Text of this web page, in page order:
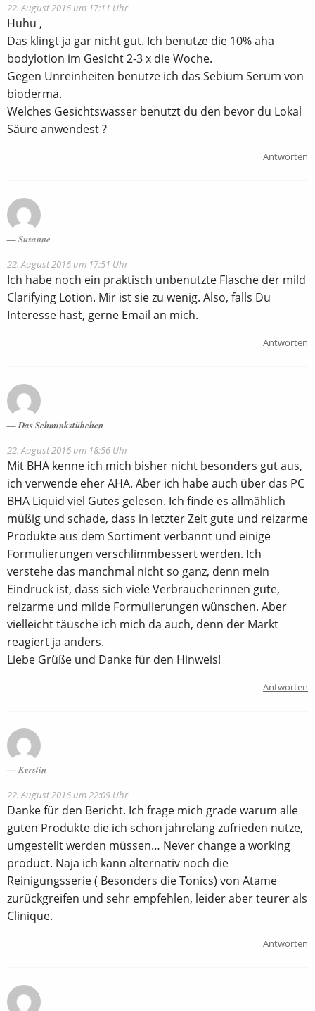
22. August 2016 um 17:11 Uhr
Huhu ,
Das klingt ja gar nicht gut. Ich benutze die 10% aha
bodylotion im Gesicht 2-3 x die Woche.
Gegen Unreinheiten benutze ich das Sebium Serum von
bioderma.
Welches Gesichtswasser benutzt du den bevor du Lokal
Säure anwendest ?
Antworten
Susanne
22. August 2016 um 17:51 Uhr
Ich habe noch ein praktisch unbenutzte Flasche der mild
Clarifying Lotion. Mir ist sie zu wenig. Also, falls Du
Interesse hast, gerne Email an mich.
Antworten
Das Schminkstübchen
22. August 2016 um 18:56 Uhr
Mit BHA kenne ich mich bisher nicht besonders gut aus,
ich verwende eher AHA. Aber ich habe auch über das PC
BHA Liquid viel Gutes gelesen. Ich finde es allmählich
müßig und schade, dass in letzter Zeit gute und reizarme
Produkte aus dem Sortiment verbannt und einige
Formulierungen verschlimmbessert werden. Ich
verstehe das manchmal nicht so ganz, denn mein
Eindruck ist, dass sich viele Verbraucherinnen gute,
reizarme und milde Formulierungen wünschen. Aber
vielleicht täusche ich mich da auch, denn der Markt
reagiert ja anders.
Liebe Grüße und Danke für den Hinweis!
Antworten
Kerstin
22. August 2016 um 22:09 Uhr
Danke für den Bericht. Ich frage mich grade warum alle
guten Produkte die ich schon jahrelang zufrieden nutze,
umgestellt werden müssen… Never change a working
product. Naja ich kann alternativ noch die
Reinigungsserie ( Besonders die Tonics) von Atame
zurückgreifen und sehr empfehlen, leider aber teurer als
Clinique.
Antworten